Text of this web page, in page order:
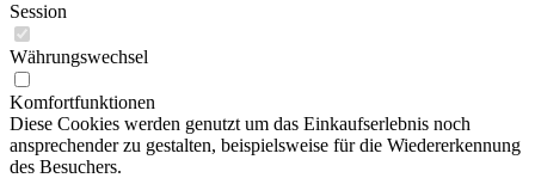
Session
Währungswechsel
Komfortfunktionen
Diese Cookies werden genutzt um das Einkaufserlebnis noch
ansprechender zu gestalten, beispielsweise für die Wiedererkennung
des Besuchers.